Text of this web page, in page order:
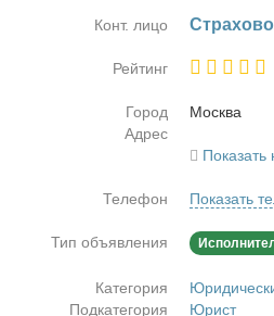
Конт. лицо
Рейтинг
Город
Москва
Адрес
Показать
Телефон Показать
Тип объявления
Категория
Подкатегория
Юрист